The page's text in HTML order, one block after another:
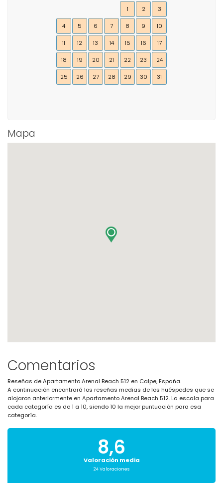
1
2 3
4 5 6 7 8 9 10
11 12 13 14 15 16 17
18 19 20 21 22 23 24
25 26 27 28 29 30 31
Mapa
Comentarios
Reseñas de Apartamento Arenal Beach 512 en Calpe, España.
A continuación encontrará los reseñas medias de los huéspedes que se
alojaron anteriormente en Apartamento Arenal Beach 512. La escala para
cada categoría es de 1 a 10, siendo 10 la mejor puntuación para esa
categoría.
8,6
Valoración media
24 Valoraciones